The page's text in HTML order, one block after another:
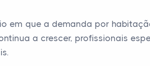
em que a demanda por
a crescer, profissionais